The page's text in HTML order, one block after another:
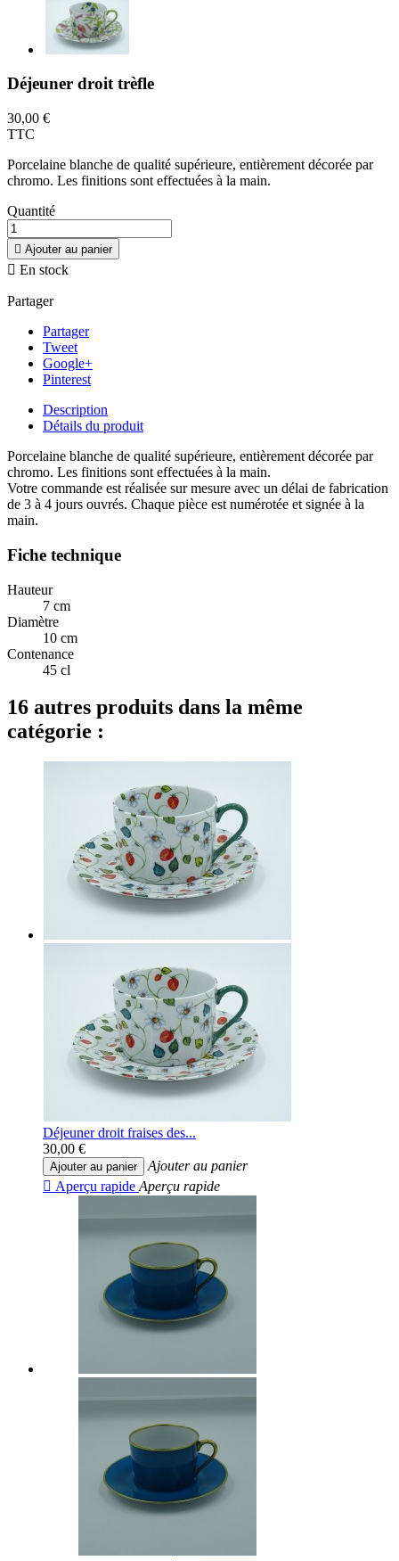
Déjeuner droit trèfle
30,00 €
TTC
Porcelaine blanche de qualité supérieure, entièrement décorée par
chromo. Les finitions sont effectuées à la main.
Quantité
 Ajouter au panier
 En stock
Partager
Partager
Tweet
Google+
Pinterest
Description
Détails du produit
Porcelaine blanche de qualité supérieure, entièrement décorée par
chromo. Les finitions sont effectuées à la main.
Votre commande est réalisée sur mesure avec un délai de fabrication
de 3 à 4 jours ouvrés. Chaque pièce est numérotée et signée à la
main.
Fiche technique
Hauteur
7 cm
Diamètre
10 cm
Contenance
45 cl
16 autres produits dans la même
catégorie :
Déjeuner droit fraises des...
30,00 €
Ajouter au panier
Ajouter au panier
 Aperçu rapide Aperçu rapide